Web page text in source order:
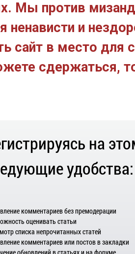
Мы против
ненависти и
сайт в место для
сдержаться,
на
удобства:
комментариев без премодерации
оценивать статьи
списка непрочитанных статей
комментариев или постов в закладки